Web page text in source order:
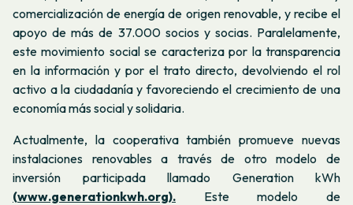
comercialización de energía de origen renovable, y recibe el
apoyo de más de 37.000 socios y socias. Paralelamente,
este movimiento social se caracteriza por la transparencia
en la información y por el trato directo, devolviendo el rol
activo a la ciudadanía y favoreciendo el crecimiento de una
economía más social y solidaria.
Actualmente, la cooperativatambién promueve nuevas
instalaciones renovables a través de otro modelo de
inversión participada llamado Generation kWh
(www.generationkwh.org).
Este modelo de